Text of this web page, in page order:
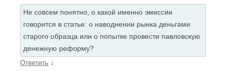
Не совсем понятно, о какой именно эмиссии
говорится в статье: о наводнении рынка деньгами
старого образца или о попытке провести павловскую
денежную реформу?
Ответить ↓